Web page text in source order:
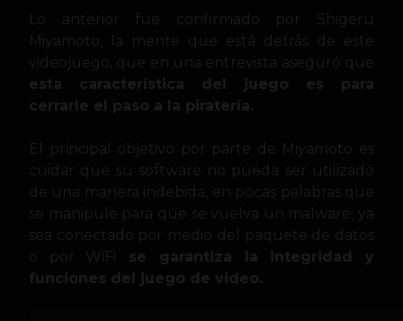
Lo anterior fue confirmado por Shigeru
Miyamoto, la mente que está detrás de este
videojuego, que en una entrevista aseguró que
esta característica del juego es para
cerrarle el paso a la piratería.
El principal objetivo por parte de Miyamoto es
cuidar que su software no pueda ser utilizado
de una manera indebida, en pocas palabras que
se manipule para que se vuelva un malware; ya
sea conectado por medio del paquete de datos
o por WiFi se garantiza la integridad y
funciones del juego de video.